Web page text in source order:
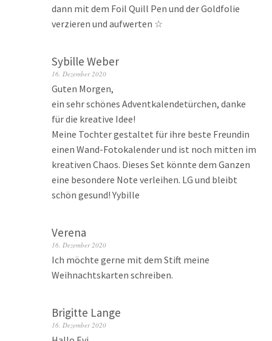
dann mit dem Foil Quill Pen und der Goldfolie
verzieren und aufwerten ☆
Sybille Weber
16. Dezember 2020
Guten Morgen,
ein sehr schönes Adventkalendetürchen, danke
für die kreative Idee!
Meine Tochter gestaltet für ihre beste Freundin
einen Wand-Fotokalender und ist noch mitten im
kreativen Chaos. Dieses Set könnte dem Ganzen
eine besondere Note verleihen. LG und bleibt
schön gesund! Yybille
Verena
16. Dezember 2020
Ich möchte gerne mit dem Stift meine
Weihnachtskarten schreiben.
Brigitte Lange
16. Dezember 2020